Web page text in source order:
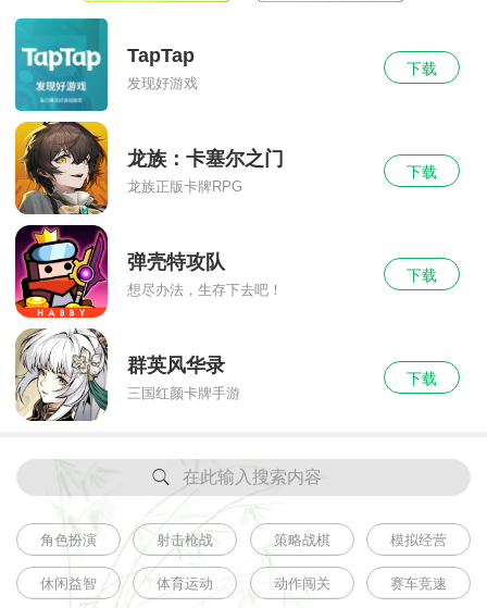
TapTap
发现好游戏
下载
龙族：卡塞尔之门
龙族正版卡牌RPG
下载
弹壳特攻队
想尽办法，生存下去吧！
下载
群英风华录
三国红颜卡牌手游
下载
在此输入搜索内容
角色扮演 射击枪战 策略战棋 模拟经营
休闲益智 体育运动 动作闯关 赛车竞速